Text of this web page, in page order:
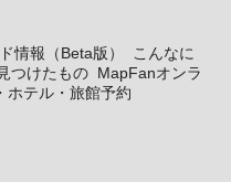
情報（Beta版）
こんなに
つけたもの MapFanオンラ
ホテル・旅館予約